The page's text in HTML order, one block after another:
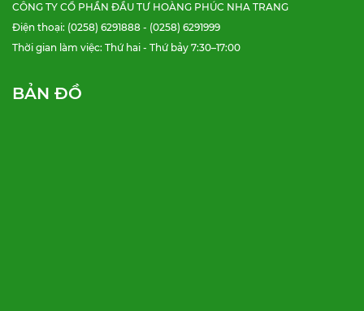
CÔNG TY CỔ PHẦN ĐẦU TƯ HOÀNG PHÚC NHA TRANG
Điện thoại: (0258) 6291888 - (0258) 6291999
Thời gian làm việc: Thứ hai - Thứ bảy 7:30–17:00
BẢN ĐỒ